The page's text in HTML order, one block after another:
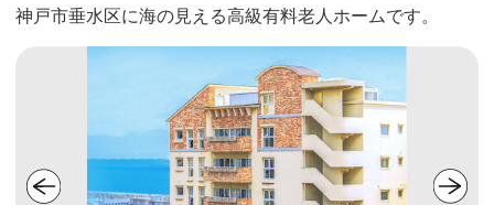
探す
施設をお探しの方へ
老人ホームの種類 よくあるご質問
スタッフ紹介 アクセス
神戸市垂水区に海の見える高級有料老人ホームです。